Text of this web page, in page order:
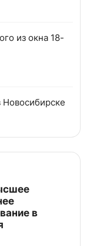
из окна 18-
Новосибирске
в